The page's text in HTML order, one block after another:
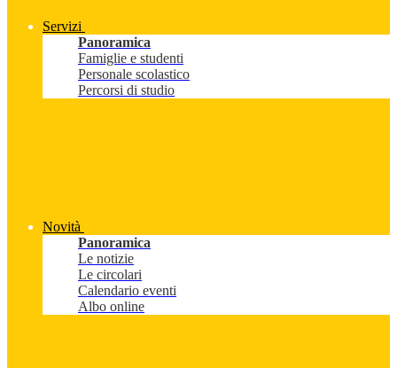
Servizi
Panoramica
Famiglie e studenti
Personale scolastico
Percorsi di studio
Novità
Panoramica
Le notizie
Le circolari
Calendario eventi
Albo online